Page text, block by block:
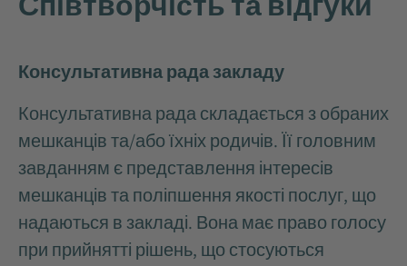
Консультативна рада закладу
Консультативна рада складається з обраних
мешканців та/або їхніх родичів. Її головним
завданням є представлення інтересів
мешканців та поліпшення якості послуг, що
надаються в закладі. Вона має право голосу
при прийнятті рішень, що стосуються